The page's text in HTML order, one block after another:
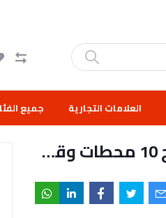
العلامات التجارية جميع
"أدنوك للتوزيع" الإماراتية تستهدف افتتاح 10 محطات وقود في مصر خلال 2023